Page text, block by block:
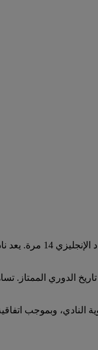
يعد نادي أرسنال أحد أنجح الأندية في كرة
2028 إلى أن اتفاقية الرعاية هذه ستكون
يحمل اسم استاد طيران الإمارات. يعد الملعب